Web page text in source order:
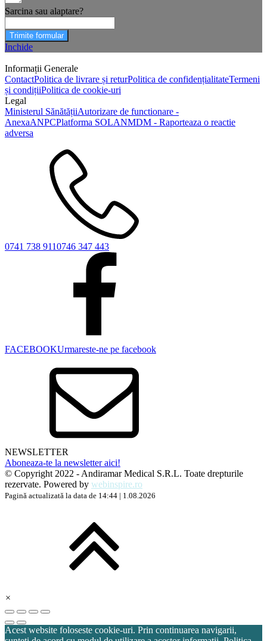
Sarcina sau alaptare?
Trimite formular
Inchide
Informații Generale
ContactPolitica de livrare și returPolitica de confidențialitateTermeni
și condițiiPolitica de cookie-uri
Legal
Ministerul SănătățiiAutorizare de functionare -
AnexaANPCPlatforma SOLANMDM - Raporteaza o reactie
adversa
0741 738 9110746 347 443
FACEBOOKUrmareste-ne pe facebook
NEWSLETTER
Aboneaza-te la newsletter aici!
© Copyright 2022 - Andiramar Medical S.R.L. Toate drepturile
rezervate. Powered by webinspire.ro
Pagină actualizată la data de 14:44 | 1.08.2026
×
Acest website foloseste cookie-uri. Prin continuarea navigarii,